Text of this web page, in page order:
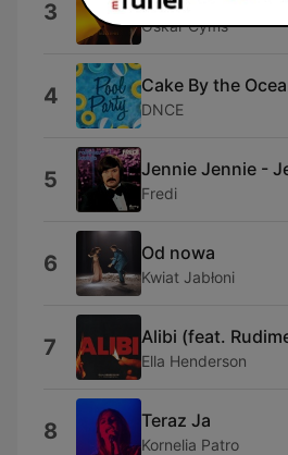
3 Oskar Cyms
4 Cake By the
DNCE
5 Jennie Jennie -
Fredi
6 Od nowa
Kwiat Jabłoni
7 Alibi (feat.
Ella Henderson
8 Teraz Ja
Kornelia Patro